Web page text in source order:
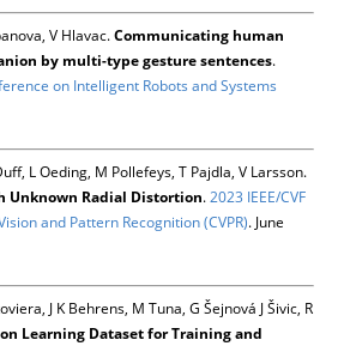
V Hlavac.Communicating human
by multi-type gesture sentences.
on Intelligent Robots and Systems
L Oeding, M Pollefeys, T Pajdla, V Larsson.
Unknown Radial Distortion.2023 IEEE/CVF
and Pattern Recognition (CVPR). June
J K Behrens, M Tuna, G Šejnová J Šivic, R
Learning Dataset for Training and